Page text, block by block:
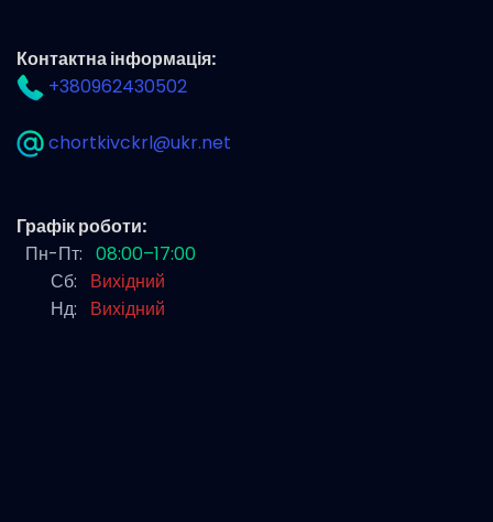
Контактна інформація:
+380962430502
chortkivckrl@ukr.net
Графік роботи:
Пн-Пт: 08:00–17:00
Сб:
Вихідний
Нд:
Вихідний